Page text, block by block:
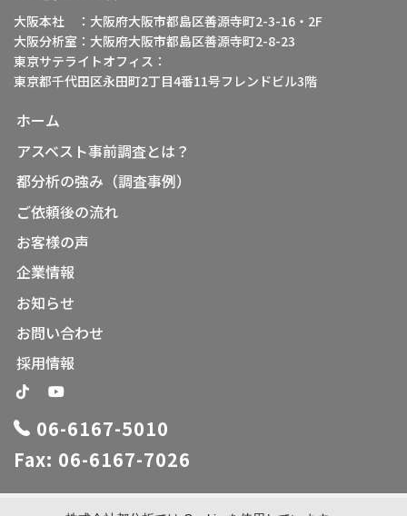
大阪本社 ：大阪府大阪市都島区善源寺町2-3-16・2F
大阪分析室：大阪府大阪市都島区善源寺町2-8-23
東京サテライトオフィス：
東京都千代田区永田町2丁目4番11号フレンドビル3階
ホーム
アスベスト事前調査とは？
都分析の強み（調査事例）
ご依頼後の流れ
お客様の声
企業情報
お知らせ
お問い合わせ
採用情報
06-6167-5010
Fax: 06-6167-7026